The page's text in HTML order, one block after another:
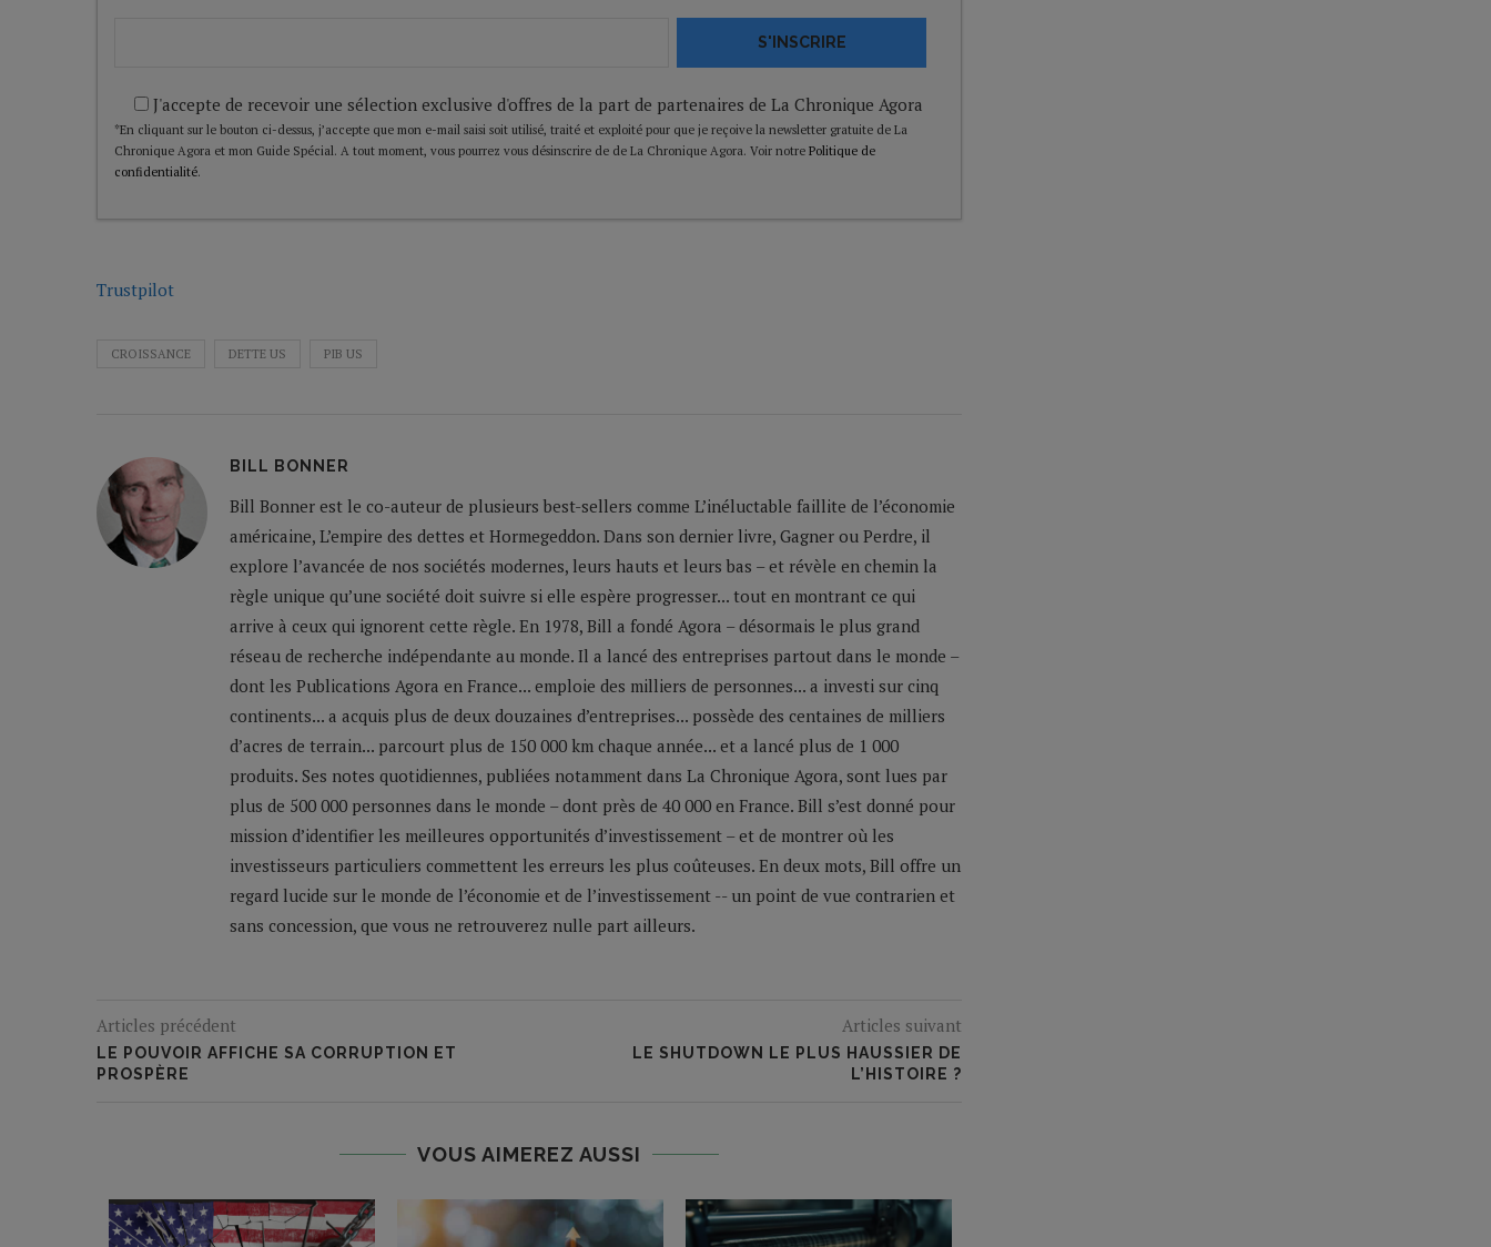
S'INSCRIRE
J'accepte de recevoir une sélection exclusive d'offres de la part de partenaires de La Chronique Agora
*En cliquant sur le bouton ci-dessus, j’accepte que mon e-mail saisi soit utilisé, traité et exploité pour que je reçoive la newsletter gratuite de La
Chronique Agora et mon Guide Spécial. A tout moment, vous pourrez vous désinscrire de de La Chronique Agora. Voir notre Politique de
confidentialité.
Trustpilot
CROISSANCE DETTE US PIB US
BILL BONNER
Bill Bonner est le co-auteur de plusieurs best-sellers comme L’inéluctable faillite de l’économie
américaine, L’empire des dettes et Hormegeddon. Dans son dernier livre, Gagner ou Perdre, il
explore l’avancée de nos sociétés modernes, leurs hauts et leurs bas – et révèle en chemin la
règle unique qu’une société doit suivre si elle espère progresser... tout en montrant ce qui
arrive à ceux qui ignorent cette règle. En 1978, Bill a fondé Agora – désormais le plus grand
réseau de recherche indépendante au monde. Il a lancé des entreprises partout dans le monde –
dont les Publications Agora en France... emploie des milliers de personnes... a investi sur cinq
continents... a acquis plus de deux douzaines d’entreprises... possède des centaines de milliers
d’acres de terrain... parcourt plus de 150 000 km chaque année... et a lancé plus de 1 000
produits. Ses notes quotidiennes, publiées notamment dans La Chronique Agora, sont lues par
plus de 500 000 personnes dans le monde – dont près de 40 000 en France. Bill s’est donné pour
mission d’identifier les meilleures opportunités d’investissement – et de montrer où les
investisseurs particuliers commettent les erreurs les plus coûteuses. En deux mots, Bill offre un
regard lucide sur le monde de l’économie et de l’investissement -- un point de vue contrarien et
sans concession, que vous ne retrouverez nulle part ailleurs.
Articles précédent
LE POUVOIR AFFICHE SA CORRUPTION ET
PROSPÈRE
Articles suivant
LE SHUTDOWN LE PLUS HAUSSIER DE
L’HISTOIRE ?
VOUS AIMEREZ AUSSI